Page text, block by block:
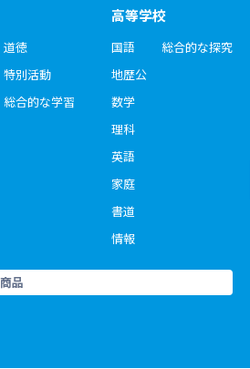
道徳
特別活動
総合的な学習
高等学校
国語
地歴公
数学
理科
英語
家庭
書道
情報
総合的な探究
品